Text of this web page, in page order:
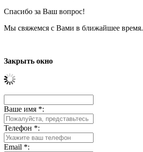
Спасибо за Ваш вопрос!
Мы свяжемся с Вами в ближайшее время.
Закрыть окно
Ваше имя *:
Телефон *:
Email *: